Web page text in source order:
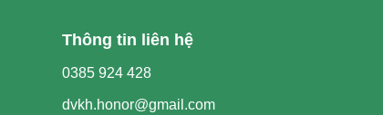
Thông tin liên hệ
0385 924 428
dvkh.honor@gmail.com